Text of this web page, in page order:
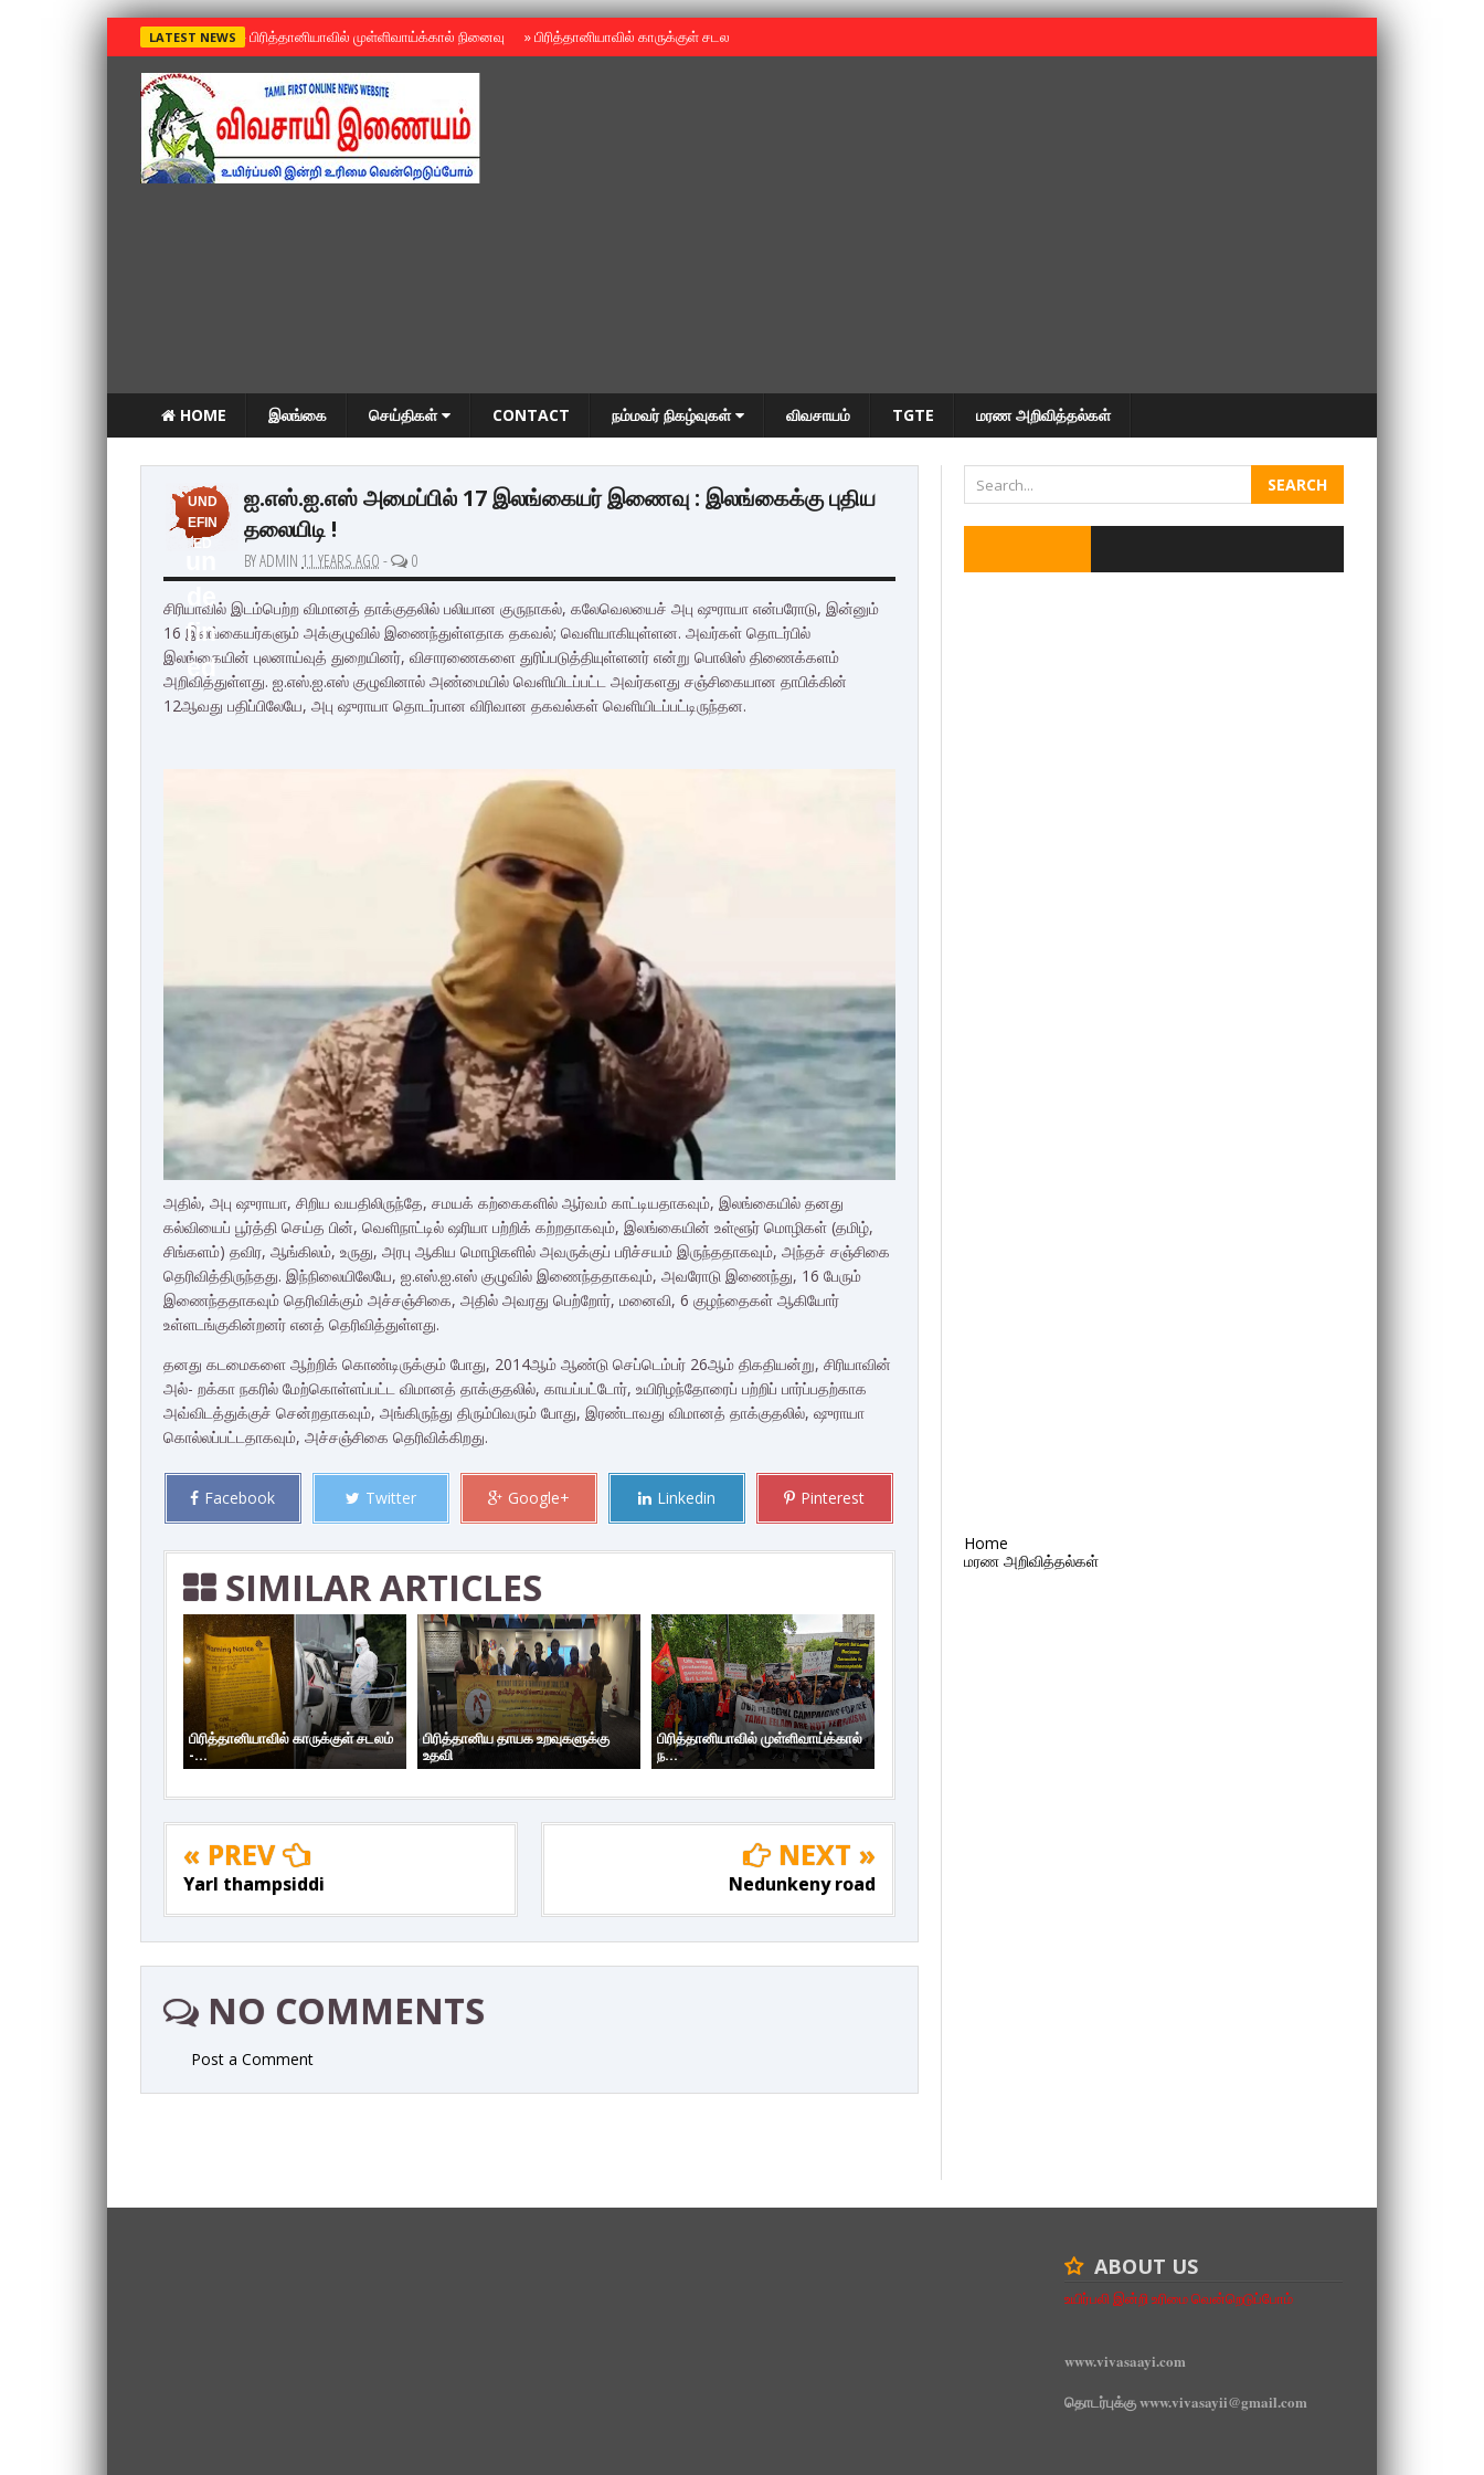
LATEST NEWS »பிரித்தானியாவில் முள்ளிவாய்க்கால் நினைவு »பிரித்தானியாவில் காருக்குள் சடலம் -தமிழருடையதா ?
HOME இலங்கை செய்திகள் CONTACT நம்மவர் நிகழ்வுகள் விவசாயம் TGTE மரண அறிவித்தல்கள்
UND
EFIN
ED
de
fin
ed
ஐ.எஸ்.ஐ.எஸ் அமைப்பில் 17 இலங்கையர் இணைவு : இலங்கைக்கு புதிய
தலையிடி !
BY ADMIN 11 YEARS AGO - 0
சிரியாவில் இடம்பெற்ற விமானத் தாக்குதலில் பலியான குருநாகல், கலேவெலயைச் அபு ஷுராயா என்பரோடு, இன்னும்
16 இலங்கையர்களும் அக்குழுவில் இணைந்துள்ளதாக தகவல்; வெளியாகியுள்ளன. அவர்கள் தொடர்பில்
இலங்கையின் புலனாய்வுத் துறையினர், விசாரணைகளை துரிப்படுத்தியுள்ளனர் என்று பொலிஸ் திணைக்களம்
அறிவித்துள்ளது. ஐ.எஸ்.ஐ.எஸ் குழுவினால் அண்மையில் வெளியிடப்பட்ட அவர்களது சஞ்சிகையான தாபிக்கின்
12ஆவது பதிப்பிலேயே, அபு ஷுராயா தொடர்பான விரிவான தகவல்கள் வெளியிடப்பட்டிருந்தன.
அதில், அபு ஷுராயா, சிறிய வயதிலிருந்தே, சமயக் கற்கைகளில் ஆர்வம் காட்டியதாகவும், இலங்கையில் தனது
கல்வியைப் பூர்த்தி செய்த பின், வெளிநாட்டில் ஷரியா பற்றிக் கற்றதாகவும், இலங்கையின் உள்ளூர் மொழிகள் (தமிழ்,
சிங்களம்) தவிர, ஆங்கிலம், உருது, அரபு ஆகிய மொழிகளில் அவருக்குப் பரிச்சயம் இருந்ததாகவும், அந்தச் சஞ்சிகை
தெரிவித்திருந்தது. இந்நிலையிலேயே, ஐ.எஸ்.ஐ.எஸ் குழுவில் இணைந்ததாகவும், அவரோடு இணைந்து, 16 பேரும்
இணைந்ததாகவும் தெரிவிக்கும் அச்சஞ்சிகை, அதில் அவரது பெற்றோர், மனைவி, 6 குழந்தைகள் ஆகியோர்
உள்ளடங்குகின்றனர் எனத் தெரிவித்துள்ளது.
தனது கடமைகளை ஆற்றிக் கொண்டிருக்கும் போது, 2014ஆம் ஆண்டு செப்டெம்பர் 26ஆம் திகதியன்று, சிரியாவின்
அல்- றக்கா நகரில் மேற்கொள்ளப்பட்ட விமானத் தாக்குதலில், காயப்பட்டோர், உயிரிழந்தோரைப் பற்றிப் பார்ப்பதற்காக
அவ்விடத்துக்குச் சென்றதாகவும், அங்கிருந்து திரும்பிவரும் போது, இரண்டாவது விமானத் தாக்குதலில், ஷுராயா
கொல்லப்பட்டதாகவும், அச்சஞ்சிகை தெரிவிக்கிறது.
Facebook Twitter Google+ Linkedin Pinterest
SIMILAR ARTICLES
பிரித்தானியாவில் காருக்குள் சடலம்
-...
பிரித்தானிய தாயக உறவுகளுக்கு
உதவி
பிரித்தானியாவில் முள்ளிவாய்க்கால்
ந...
« PREV
Yarl thampsiddi
NEXT »
Nedunkeny road
NO COMMENTS
Post a Comment
Home
மரண அறிவித்தல்கள்
ABOUT US
உயிர்பலி இன்றி உரிமை வென்றெடுப்போம்
www.vivasaayi.com
தொடர்புக்கு www.vivasayii@gmail.com